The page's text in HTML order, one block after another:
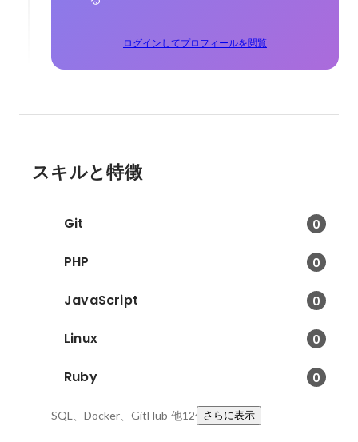
ログインしてプロフィールを閲覧
スキルと特徴
Git 0
PHP 0
JavaScript 0
Linux 0
Ruby 0
SQL、Docker、GitHub 他12件さらに表示